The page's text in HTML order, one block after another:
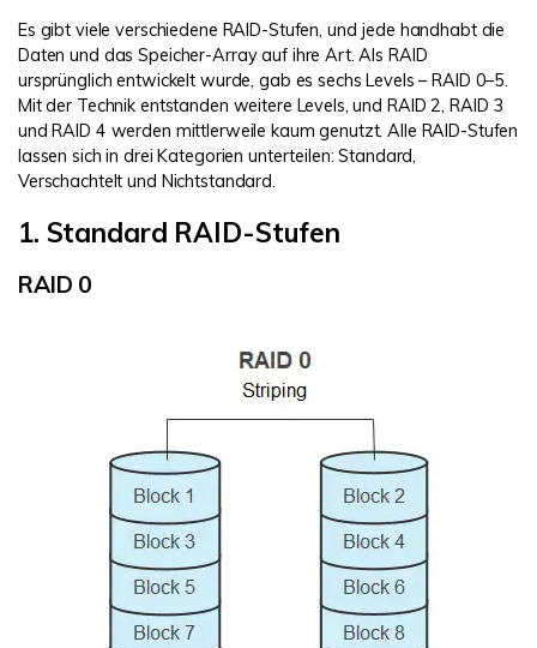
Es gibt viele verschiedene RAID-Stufen, und jede handhabt die
Daten und das Speicher-Array auf ihre Art. Als RAID
ursprünglich entwickelt wurde, gab es sechs Levels – RAID 0–5.
Mit der Technik entstanden weitere Levels, und RAID 2, RAID 3
und RAID 4 werden mittlerweile kaum genutzt. Alle RAID-Stufen
lassen sich in drei Kategorien unterteilen: Standard,
Verschachtelt und Nichtstandard.
1. Standard RAID-Stufen
RAID 0